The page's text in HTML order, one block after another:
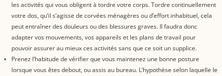
les activités qui vous obligent à tordre votre corps. Tordre continuellement
votre dos, qu’il s’agisse de corvées ménagères ou d’effort inhabituel, cela
peut entraîner des douleurs ou des blessures graves. Il faudra donc
adapter vos mouvements, vos appareils et les plans de travail pour
pouvoir assurer au mieux ces activités sans que ce soit un supplice.
Prenez l’habitude de vérifier que vous maintenez une bonne posture
lorsque vous êtes debout, ou assis au bureau. L’hypothèse selon laquelle le